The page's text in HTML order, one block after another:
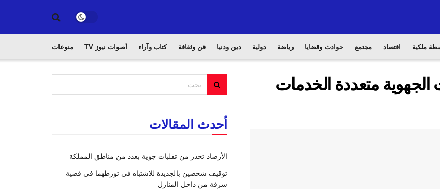
ملكية اقتصاد مجتمع حوادث وقضايا رياضة دولية دين ودنيا فن وثقافة كتاب وآراء أصوات نيوز TV منوعات
متعددة الخدمات
أحدث المقالات
الأرصاد تحذر من تقلبات جوية بعدد من مناطق المملكة
توقيف شخصين بالجديدة للاشتباه في تورطهما في قضية
سرقة من داخل المنازل